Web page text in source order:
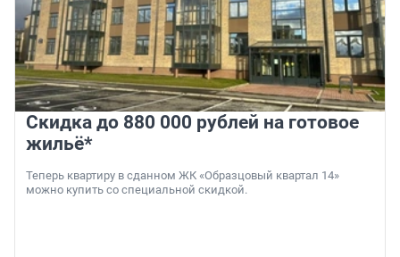
Скидка до 880 000 рублей на готовое
жильё*
Теперь квартиру в сданном ЖК «Образцовый квартал 14»
можно купить со специальной скидкой.